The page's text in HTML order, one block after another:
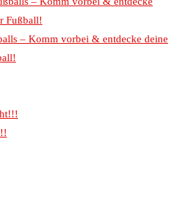
– Komm vorbei & entdecke deine